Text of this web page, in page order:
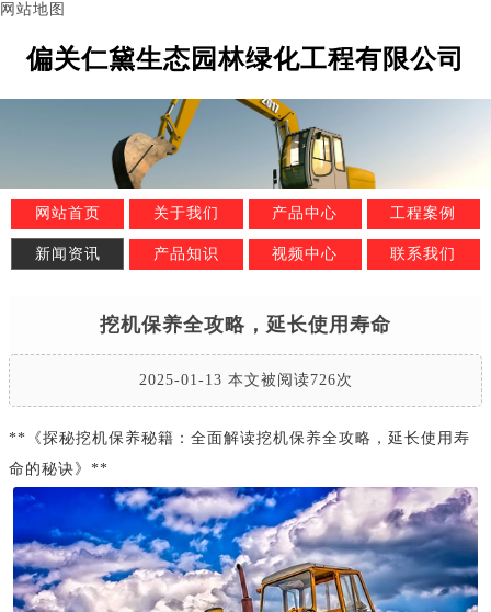
网站地图
偏关仁黛生态园林绿化工程有限公司
网站首页 关于我们 产品中心 工程案例
新闻资讯 产品知识 视频中心 联系我们
挖机保养全攻略，延长使用寿命
2025-01-13 本文被阅读726次
**《探秘挖机保养秘籍：全面解读挖机保养全攻略，延长使用寿
命的秘诀》**